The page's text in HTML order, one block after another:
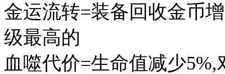
金运流转=装备回收金币
级最高的
血噬代价=生命值减少5%,